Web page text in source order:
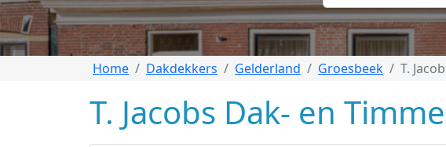
Home Dakdekkers Gelderland Groesbeek T.
T. Jacobs Dak- en